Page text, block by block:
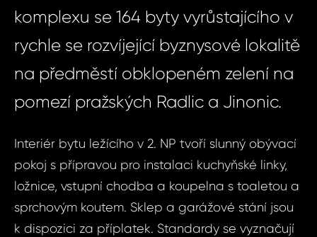
komplexu se 164 byty vyrůstajícího v
rychle se rozvíjející byznysové lokalitě
na předměstí obklopeném zelení na
pomezí pražských Radlic a Jinonic.
Interiér bytu ležícího v 2. NP tvoří slunný obývací
pokoj s přípravou pro instalaci kuchyňské linky,
ložnice, vstupní chodba a koupelna s toaletou a
sprchovým koutem. Sklep a garážové stání jsou
k dispozici za příplatek. Standardy se vyznačují